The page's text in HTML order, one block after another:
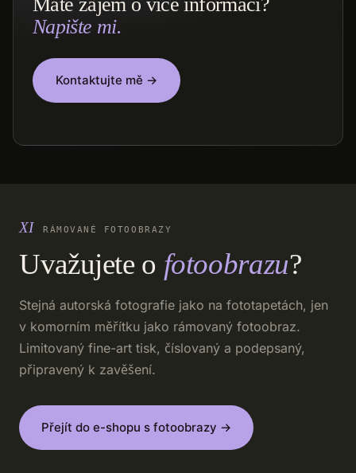
Napište mi.
Kontaktujte mě →
RÁMOVANÉ FOTOOBRAZY
Uvažujete o fotoobrazu?
Stejná autorská fotografie jako na fototapetách, jen
v komorním měřítku jako rámovaný fotoobraz.
Limitovaný fine-art tisk, číslovaný a podepsaný,
připravený k zavěšení.
Přejít do e-shopu s fotoobrazy →